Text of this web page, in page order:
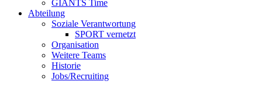
GIANTS Time
Abteilung
Soziale Verantwortung
SPORT vernetzt
Organisation
Weitere Teams
Historie
Jobs/Recruiting